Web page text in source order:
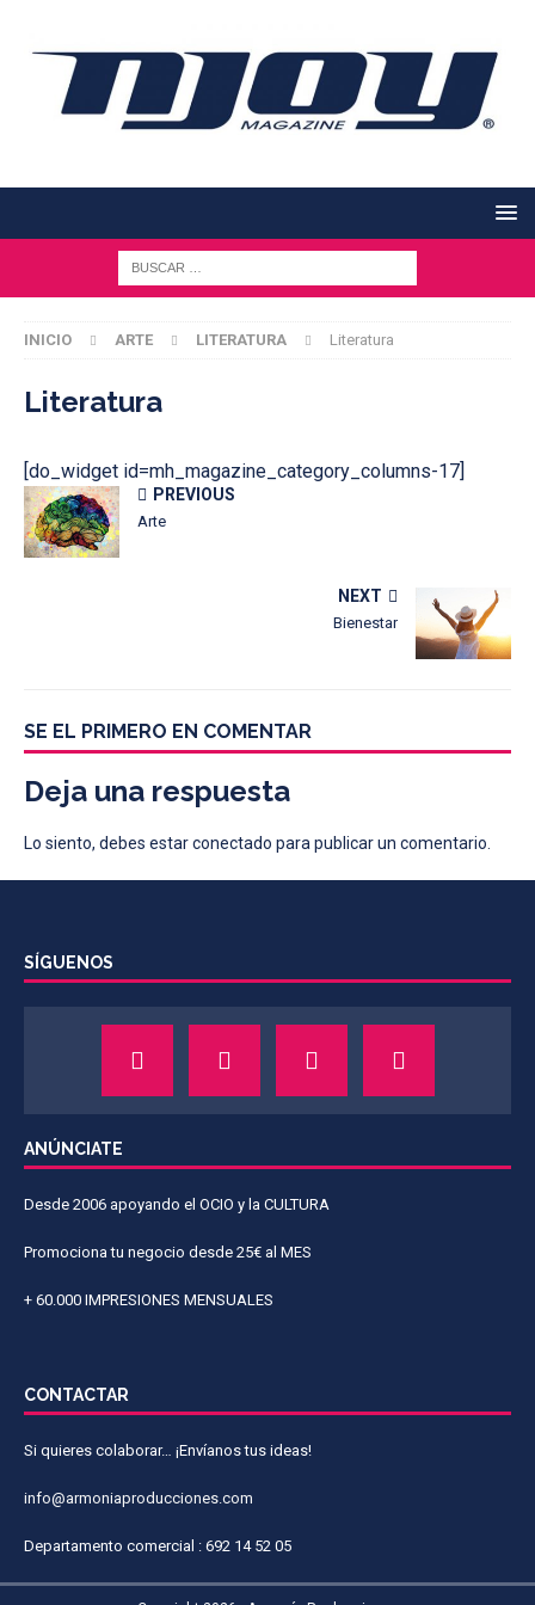
INICIO ARTE LITERATURA Literatura
Literatura
[do_widget id=mh_magazine_category_columns-17]
PREVIOUS
Arte
NEXT
Bienestar
SE EL PRIMERO EN COMENTAR
Deja una respuesta
Lo siento, debes estarconectado para publicar un comentario.
SÍGUENOS
ANÚNCIATE
Desde 2006 apoyando el OCIO y la CULTURA
Promociona tu negocio desde 25€ al MES
+ 60.000 IMPRESIONES MENSUALES
CONTACTAR
Si quieres colaborar… ¡Envíanos tus ideas!
info@armoniaproducciones.com
Departamento comercial : 692 14 52 05